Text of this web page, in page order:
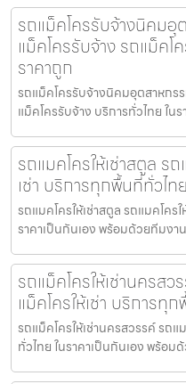
รถแม็คโครรับจ้างนิคมอุ
แม็คโครรับจ้าง รถแม็คโ
ราคาถูก
รถแม็คโครรับจ้างนิคมอุตสาหกรร
แม็คโครรับจ้าง บริการทั่วไทย ใ
รถแมคโครให้เช่าสตูล ร
เช่า บริการทุกพื้นที่ทั่วไท
รถแมคโครให้เช่าสตูล รถแมคโคร
ราคาเป็นกันเอง พร้อมด้วยทีมง
รถแม็คโครให้เช่านครส
แม็คโครให้เช่า บริการทุ
รถแม็คโครให้เช่านครสวรรค์ รถแ
ทั่วไทย ในราคาเป็นกันเอง พร้อ